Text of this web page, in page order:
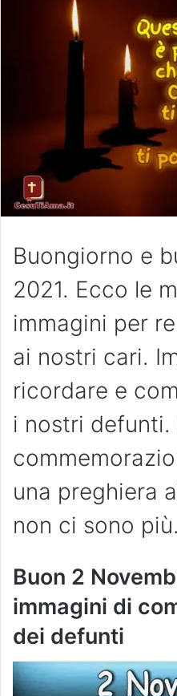
Buongiorno e
2021. Ecco le
immagini per
ai nostri cari.
ricordare e
i nostri defunti.
una preghiera
non ci sono più.
Buon 2
immagini di
dei defunti